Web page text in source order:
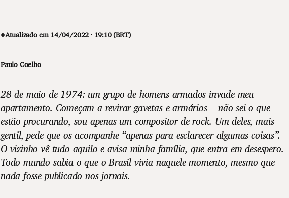
◉Atualizado em 14/04/2022 · 19:10 (BRT)
Paulo Coelho
28 de maio de 1974: um grupo de homens armados invade meu
apartamento. Começam a revirar gavetas e armários – não sei o que
estão procurando, sou apenas um compositor de rock. Um deles, mais
gentil, pede que os acompanhe “apenas para esclarecer algumas coisas”.
O vizinho vê tudo aquilo e avisa minha família, que entra em desespero.
Todo mundo sabia o que o Brasil vivia naquele momento, mesmo que
nada fosse publicado nos jornais.